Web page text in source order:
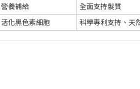
營養補給 全面支持髮質
活化黑色素細胞 科學專利支持、天